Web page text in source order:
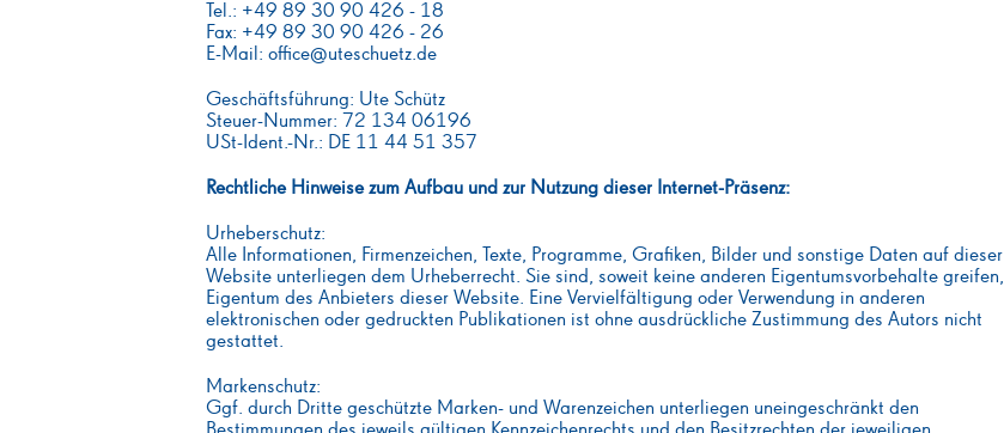
Tel.: +49 89 30 90 426 - 18
Fax: +49 89 30 90 426 - 26
E-Mail: office@uteschuetz.de
Geschäftsführung: Ute Schütz
Steuer-Nummer: 72 134 06196
USt-Ident.-Nr.: DE 11 44 51 357
Rechtliche Hinweise zum Aufbau und zur Nutzung dieser Internet-Präsenz:
Urheberschutz:
Alle Informationen, Firmenzeichen, Texte, Programme, Grafiken, Bilder und sonstige Daten auf dieser
Website unterliegen dem Urheberrecht. Sie sind, soweit keine anderen Eigentumsvorbehalte greifen,
Eigentum des Anbieters dieser Website. Eine Vervielfältigung oder Verwendung in anderen
elektronischen oder gedruckten Publikationen ist ohne ausdrückliche Zustimmung des Autors nicht
gestattet.
Markenschutz:
Ggf. durch Dritte geschützte Marken- und Warenzeichen unterliegen uneingeschränkt den